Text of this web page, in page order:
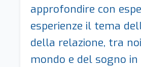
approfondire con
esperienze il tema
della relazione, tra
mondo e del sogno in